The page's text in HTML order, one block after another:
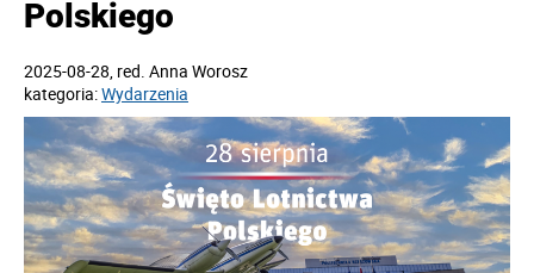
Polskiego
2025-08-28, red. Anna Worosz
kategoria:Wydarzenia